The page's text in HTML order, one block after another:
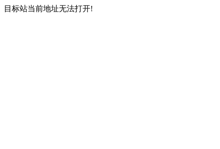
目标站当前地址无法打开!